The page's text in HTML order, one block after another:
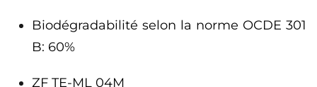
Biodégradabilité selon la norme OCDE 301
B: 60%
ZF TE-ML 04M